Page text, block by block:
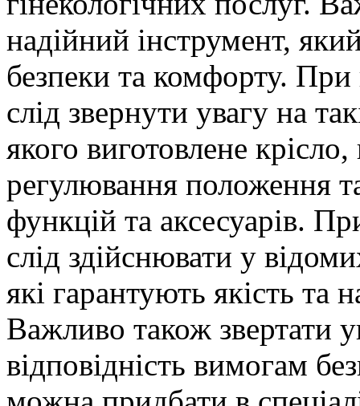
надійний інструмент,
безпеки та комфорту. При
слід звернути увагу на
якого виготовлене
регулювання положення
функцій та аксесуарів.
слід здійснювати у
які гарантують якість та
Важливо також звертати
відповідність вимогам